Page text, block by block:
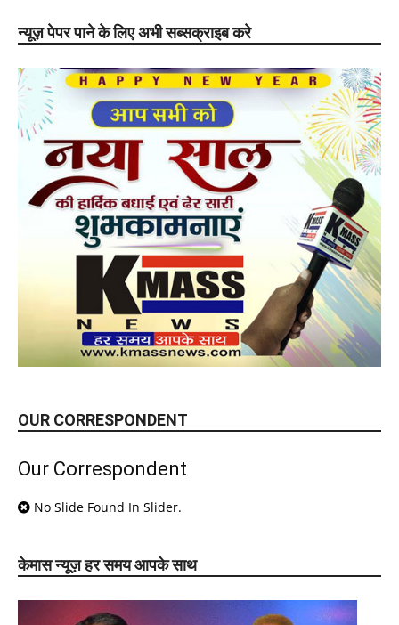
न्यूज़ पेपर पाने के लिए अभी सब्सक्राइब करे
OUR CORRESPONDENT
Our Correspondent
No Slide Found In Slider.
केमास न्यूज़ हर समय आपके साथ